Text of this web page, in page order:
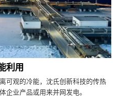
利用
可观的冷能，沈氏创新科技的传热
企业产品或用来并网发电。